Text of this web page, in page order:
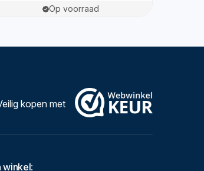
Op voorraad
kopen met
winkel: